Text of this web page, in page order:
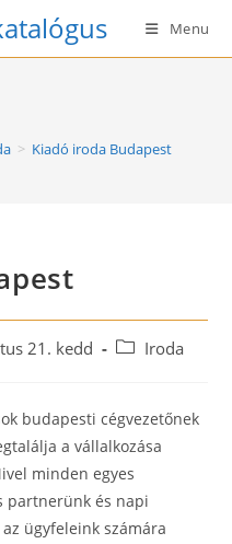
Menu
> Kiadó iroda Budapest
21. kedd
PostIroda
budapesti cégvezetőnek
a vállalkozása
minden egyes
partnerünk és napi
ügyfeleink számára